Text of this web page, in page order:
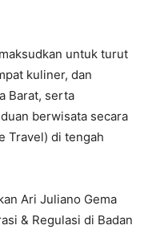
untuk turut
kuliner, dan
Barat, serta
berwisata secara
Travel) di tengah
Ari Juliano Gema
& Regulasi di Badan